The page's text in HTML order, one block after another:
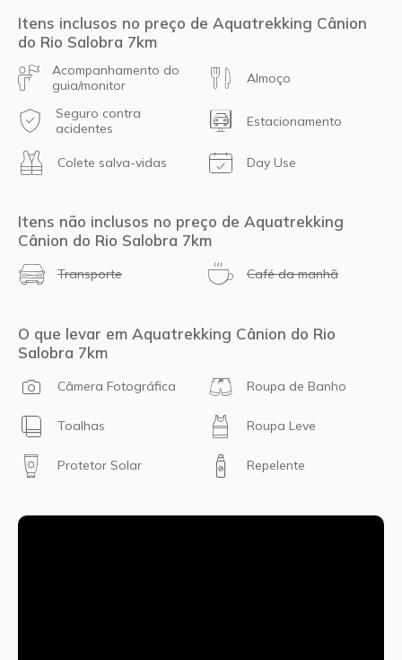
Itens inclusos no preço de Aquatrekking Cânion
do Rio Salobra 7km
Acompanhamento do
guia/monitor
Almoço
Seguro contra
acidentes
Estacionamento
Colete salva-vidas Day Use
Itens não inclusos no preço de Aquatrekking
Cânion do Rio Salobra 7km
Transporte Café da manhã
O que levar em Aquatrekking Cânion do Rio
Salobra 7km
Câmera Fotográfica Roupa de Banho
Toalhas Roupa Leve
Protetor Solar Repelente